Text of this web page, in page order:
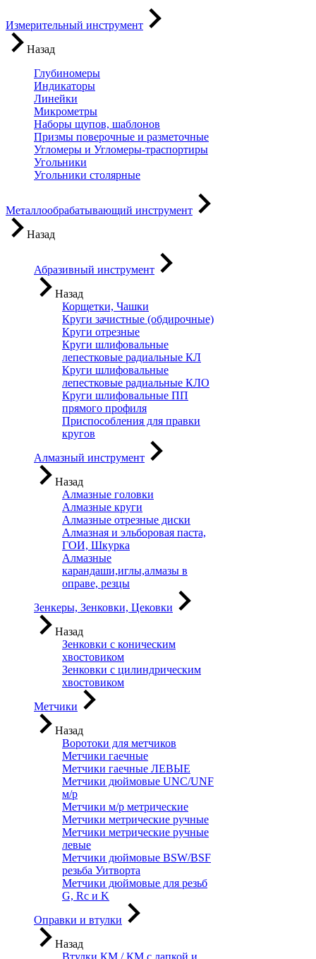
Измерительный инструмент
Назад
Глубиномеры
Индикаторы
Линейки
Микрометры
Наборы щупов, шаблонов
Призмы поверочные и разметочные
Угломеры и Угломеры-траспортиры
Угольники
Угольники столярные
Металлообрабатывающий инструмент
Назад
Абразивный инструмент
Назад
Корщетки, Чашки
Круги зачистные (обдирочные)
Круги отрезные
Круги шлифовальные
лепестковые радиальные КЛ
Круги шлифовальные
лепестковые радиальные КЛО
Круги шлифовальные ПП
прямого профиля
Приспособления для правки
кругов
Алмазный инструмент
Назад
Алмазные головки
Алмазные круги
Алмазные отрезные диски
Алмазная и эльборовая паста,
ГОИ, Шкурка
Алмазные
карандаши,иглы,алмазы в
оправе, резцы
Зенкеры, Зенковки, Цековки
Назад
Зенковки с коническим
хвостовиком
Зенковки с цилиндрическим
хвостовиком
Метчики
Назад
Воротоки для метчиков
Метчики гаечные
Метчики гаечные ЛЕВЫЕ
Метчики дюймовые UNC/UNF
м/р
Метчики м/р метрические
Метчики метрические ручные
Метчики метрические ручные
левые
Метчики дюймовые BSW/BSF
резьба Уитворта
Метчики дюймовые для резьб
G, Rc и K
Оправки и втулки
Назад
Втулки КМ / КМ с лапкой и